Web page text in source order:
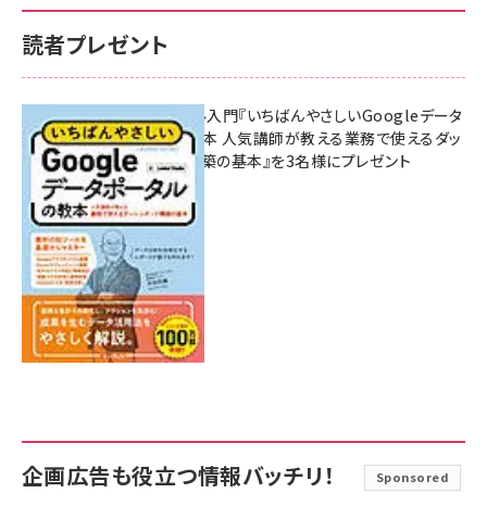
企画広告も役立つ情報バッチリ！ Sponsored
読者プレゼント
無料BIツール入門『いちばんやさしいGoogleデータ
ポータルの教本 人気講師が教える業務で使えるダッ
シュボード構築の基本』を3名様にプレゼント
7月31日 10:00